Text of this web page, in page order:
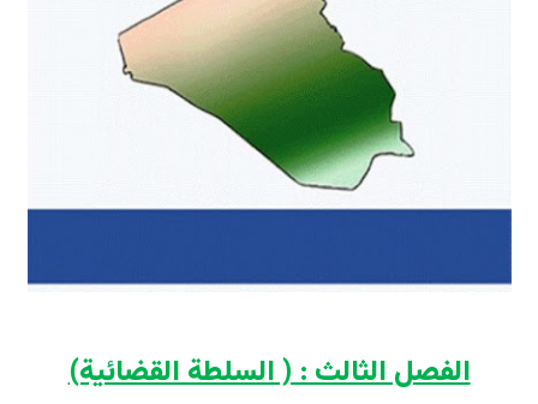
الفصل الثالث : ( السلطة القضائية)